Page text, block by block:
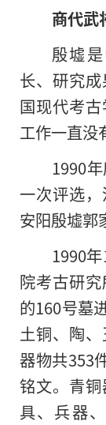
商代武
殷墟
长、研究
国现代考
工作一直没
1990
一次评选
安阳殷墟郭
1990
院考古研
的160号墓
土铜、陶
器物共353
铭文。青
具、兵器